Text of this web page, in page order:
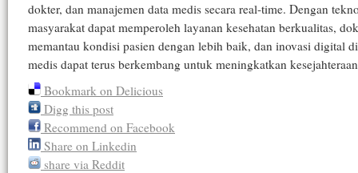
dokter, dan manajemen data medis secara real-time. Dengan
masyarakat dapat memperoleh layanan kesehatan berkualitas,
memantau kondisi pasien dengan lebih baik, dan inovasi digital
medis dapat terus berkembang untuk meningkatkan
Bookmark on Delicious
Digg this post
Recommend on Facebook
Share on Linkedin
share via Reddit